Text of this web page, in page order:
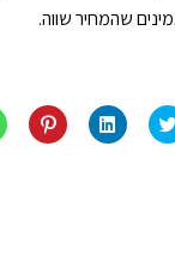
שהמחיר שווה.
לחצו
כדי
לחצו
כדי
לחץ
כדי